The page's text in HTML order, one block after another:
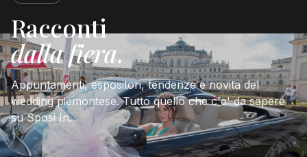
Racconti
dalla fiera.
Appuntamenti, espositori, tendenze e novita del
wedding piemontese. Tutto quello che c'e' da sapere
su Sposi In.